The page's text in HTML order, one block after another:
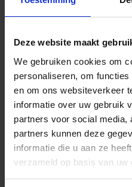
Deze website maakt
We gebruiken cookies om
personaliseren, om
en om ons websiteverkeer
informatie over uw gebruik
partners voor social media,
partners kunnen deze
informatie die u aan ze
verzameld op basis van
Niet op voorraad, levertijd 1
Artikelnummer merk:
€ 3,10 incl. BTW
-
Bestel nu!